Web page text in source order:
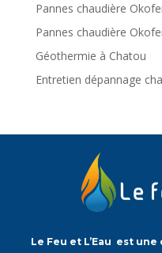
Pannes chaudière
Pannes chaudière
Géothermie à Chatou
Entretien dépannage
Le Feu et L’Eau est